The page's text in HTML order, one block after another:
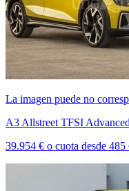
La imagen puede no
A3 Allstreet TFSI
39.954 € o cuota desde 485